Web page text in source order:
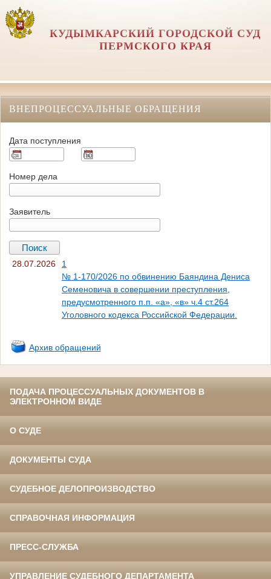
КУДЫМКАРСКИЙ ГОРОДСКОЙ СУД
ПЕРМСКОГО КРАЯ
ВНЕПРОЦЕССУАЛЬНЫЕ ОБРАЩЕНИЯ
Дата поступления
Номер дела
Заявитель
28.07.2026
1
№ 1-170/2026 по обвинению Баяндина Дениса
Семеновича в совершении преступления,
предусмотренного п.п. «а», «в» ч.4 ст.264
Уголовного кодекса Российской Федерации.
Архив обращений
ПОДАЧА ПРОЦЕССУАЛЬНЫХ ДОКУМЕНТОВ В
ЭЛЕКТРОННОМ ВИДЕ
О СУДЕ
ДОКУМЕНТЫ СУДА
СУДЕБНОЕ ДЕЛОПРОИЗВОДСТВО
СПРАВОЧНАЯ ИНФОРМАЦИЯ
ПРЕСС-СЛУЖБА
УПРАВЛЕНИЕ СУДЕБНОГО ДЕПАРТАМЕНТА